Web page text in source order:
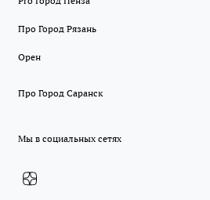
Про Город Рязань
Орен
Про Город Саранск
Мы в социальных сетях